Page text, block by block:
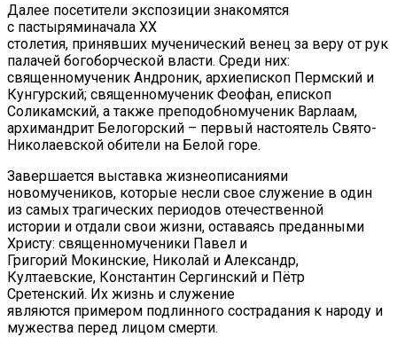
Далее посетители экспозиции знакомятся
с пастыряминачала XX
столетия, принявших мученический венец за веру от рук
палачей богоборческой власти. Среди них:
священномученик Андроник, архиепископ Пермский и
Кунгурский; священномученик Феофан, епископ
Соликамский, а также преподобномученик Варлаам,
архимандрит Белогорский – первый настоятель Свято-
Николаевской обители на Белой горе.
Завершается выставка жизнеописаниями
новомучеников, которые несли свое служение в один
из самых трагических периодов отечественной
истории и отдали свои жизни, оставаясь преданными
Христу: священномученики Павел и
Григорий Мокинские, Николай и Александр,
Култаевские, Константин Сергинский и Пётр
Сретенский. Их жизнь и служение
являются примером подлинного сострадания к народу и
мужества перед лицом смерти.